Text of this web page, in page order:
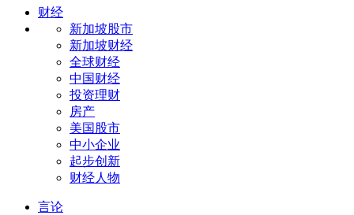
财经
新加坡股市
新加坡财经
全球财经
中国财经
投资理财
房产
美国股市
中小企业
起步创新
财经人物
言论